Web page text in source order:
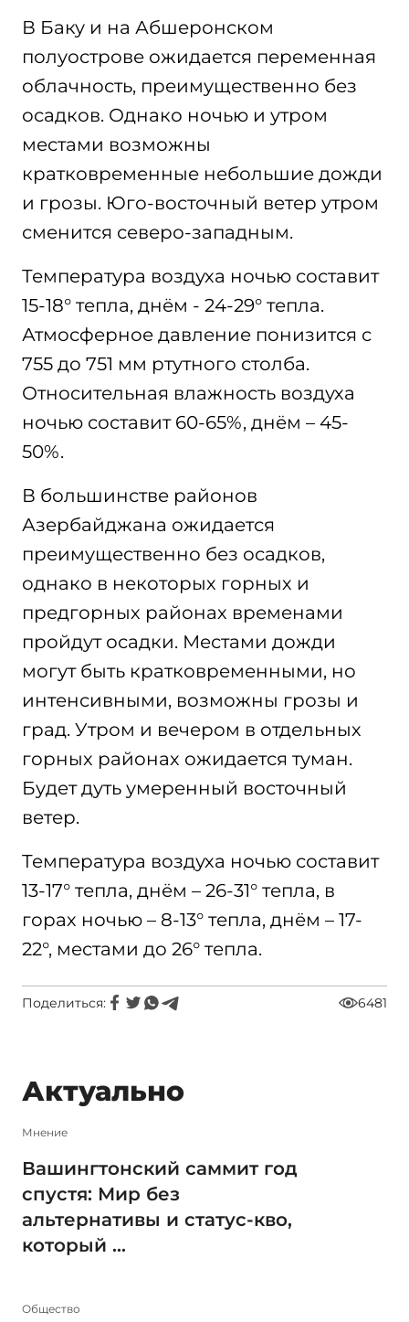
В Баку и на Абшеронском
полуострове ожидается переменная
облачность, преимущественно без
осадков. Однако ночью и утром
местами возможны
кратковременные небольшие дожди
и грозы. Юго-восточный ветер утром
сменится северо-западным.
Температура воздуха ночью составит
15-18° тепла, днём - 24-29° тепла.
Атмосферное давление понизится с
755 до 751 мм ртутного столба.
Относительная влажность воздуха
ночью составит 60-65%, днём – 45-
50%.
В большинстве районов
Азербайджана ожидается
преимущественно без осадков,
однако в некоторых горных и
предгорных районах временами
пройдут осадки. Местами дожди
могут быть кратковременными, но
интенсивными, возможны грозы и
град. Утром и вечером в отдельных
горных районах ожидается туман.
Будет дуть умеренный восточный
ветер.
Температура воздуха ночью составит
13-17° тепла, днём – 26-31° тепла, в
горах ночью – 8-13° тепла, днём – 17-
22°, местами до 26° тепла.
Поделиться: 6481
Актуально
Мнение
Вашингтонский саммит год
спустя: Мир без
альтернативы и статус-кво,
который ...
Общество